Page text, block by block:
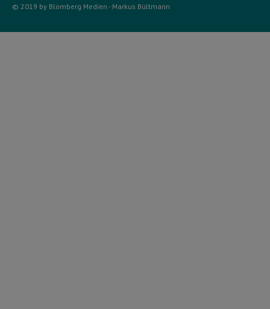
© 2019 by Blomberg Medien - Markus Bültmann